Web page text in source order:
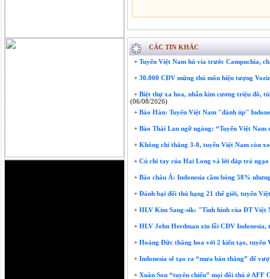
CÁC TIN KHÁC
+ Tuyển Việt Nam hú vía trước Campuchia,
+ 30.000 CĐV mừng thủ môn hiện tượng
+ Biệt thự xa hoa, nhẫn kim cương triệu đô,
(06/08/2026)
+ Báo Hàn: Tuyển Việt Nam ''đánh úp''
+ Báo Thái Lan ngỡ ngàng: “Tuyển Việt Nam
+ Không chỉ thắng 3-0, tuyển Việt Nam còn
+ Cú chỉ tay của Hai Long và lời đáp trả
+ Báo châu Á: Indonesia cầm bóng 58%
+ Đánh bại đối thủ hạng 21 thế giới, tuyển
+ HLV Kim Sang-sik: "Tình hình của ĐT Việt
+ HLV John Herdman xin lỗi CĐV
+ Hoàng Đức thăng hoa với 2 kiến tạo, tuyển
+ Indonesia sẽ tạo ra “mưa bàn thắng” để
+ Xuân Son “tuyên chiến” mọi đối thủ ở AFF